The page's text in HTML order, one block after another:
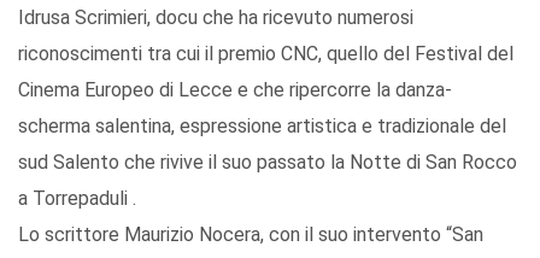
Idrusa Scrimieri, docu che ha ricevuto numerosi
riconoscimenti tra cui il premio CNC, quello del Festival del
Cinema Europeo di Lecce e che ripercorre la danza-
scherma salentina, espressione artistica e tradizionale del
sud Salento che rivive il suo passato la Notte di San Rocco
a Torrepaduli .
Lo scrittore Maurizio Nocera, con il suo intervento “San